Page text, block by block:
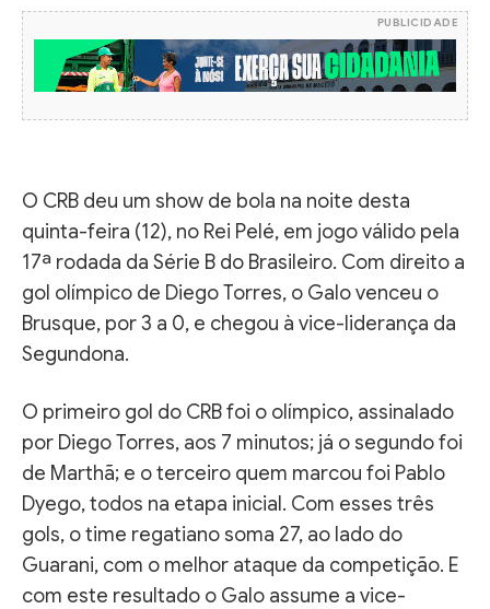
PUBLICIDADE
O CRB deu um show de bola na noite desta
quinta-feira (12), no Rei Pelé, em jogo válido pela
17ª rodada da Série B do Brasileiro. Com direito a
gol olímpico de Diego Torres, o Galo venceu o
Brusque, por 3 a 0, e chegou à vice-liderança da
Segundona.
O primeiro gol do CRB foi o olímpico, assinalado
por Diego Torres, aos 7 minutos; já o segundo foi
de Marthã; e o terceiro quem marcou foi Pablo
Dyego, todos na etapa inicial. Com esses três
gols, o time regatiano soma 27, ao lado do
Guarani, com o melhor ataque da competição. E
com este resultado o Galo assume a vice-